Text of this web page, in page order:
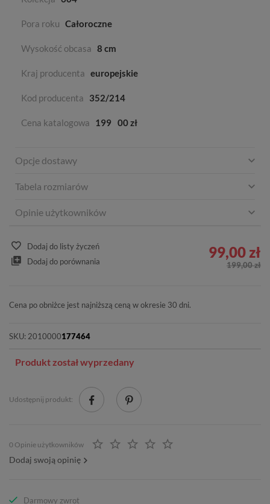
Pora roku Całoroczne
Wysokość obcasa 8 cm
Kraj producenta europejskie
Kod producenta 352/214
Cena katalogowa 199 00 zł
Opcje dostawy
Tabela rozmiarów
Opinie użytkowników
Dodaj do listy życzeń
Dodaj do porównania
99,00 zł
199,00 zł
Cena po obniżce jest najniższą ceną w okresie 30 dni.
SKU: 2010000177464
Produkt został wyprzedany
Udostępnij produkt:
0 Opinie użytkowników
Dodaj swoją opinię
Darmowy zwrot